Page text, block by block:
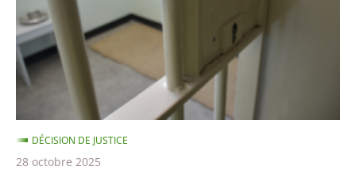
conseillè...
de
lutte
contre
la
criminalité
organisée
sont
légaux
DÉCISION DE JUSTICE
28 octobre 2025